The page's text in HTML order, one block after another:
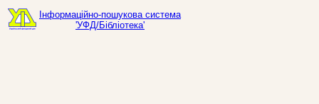
Інформаційно-пошукова система
'УФД/Бібліотека'